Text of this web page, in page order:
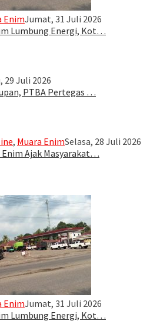
EnimJumat, 31 Juli 2026
Lumbung Energi, Kot…
29 Juli 2026
PTBA Pertegas …
, Muara EnimSelasa, 28 Juli 2026
Enim Ajak Masyarakat…
EnimJumat, 31 Juli 2026
Lumbung Energi, Kot…